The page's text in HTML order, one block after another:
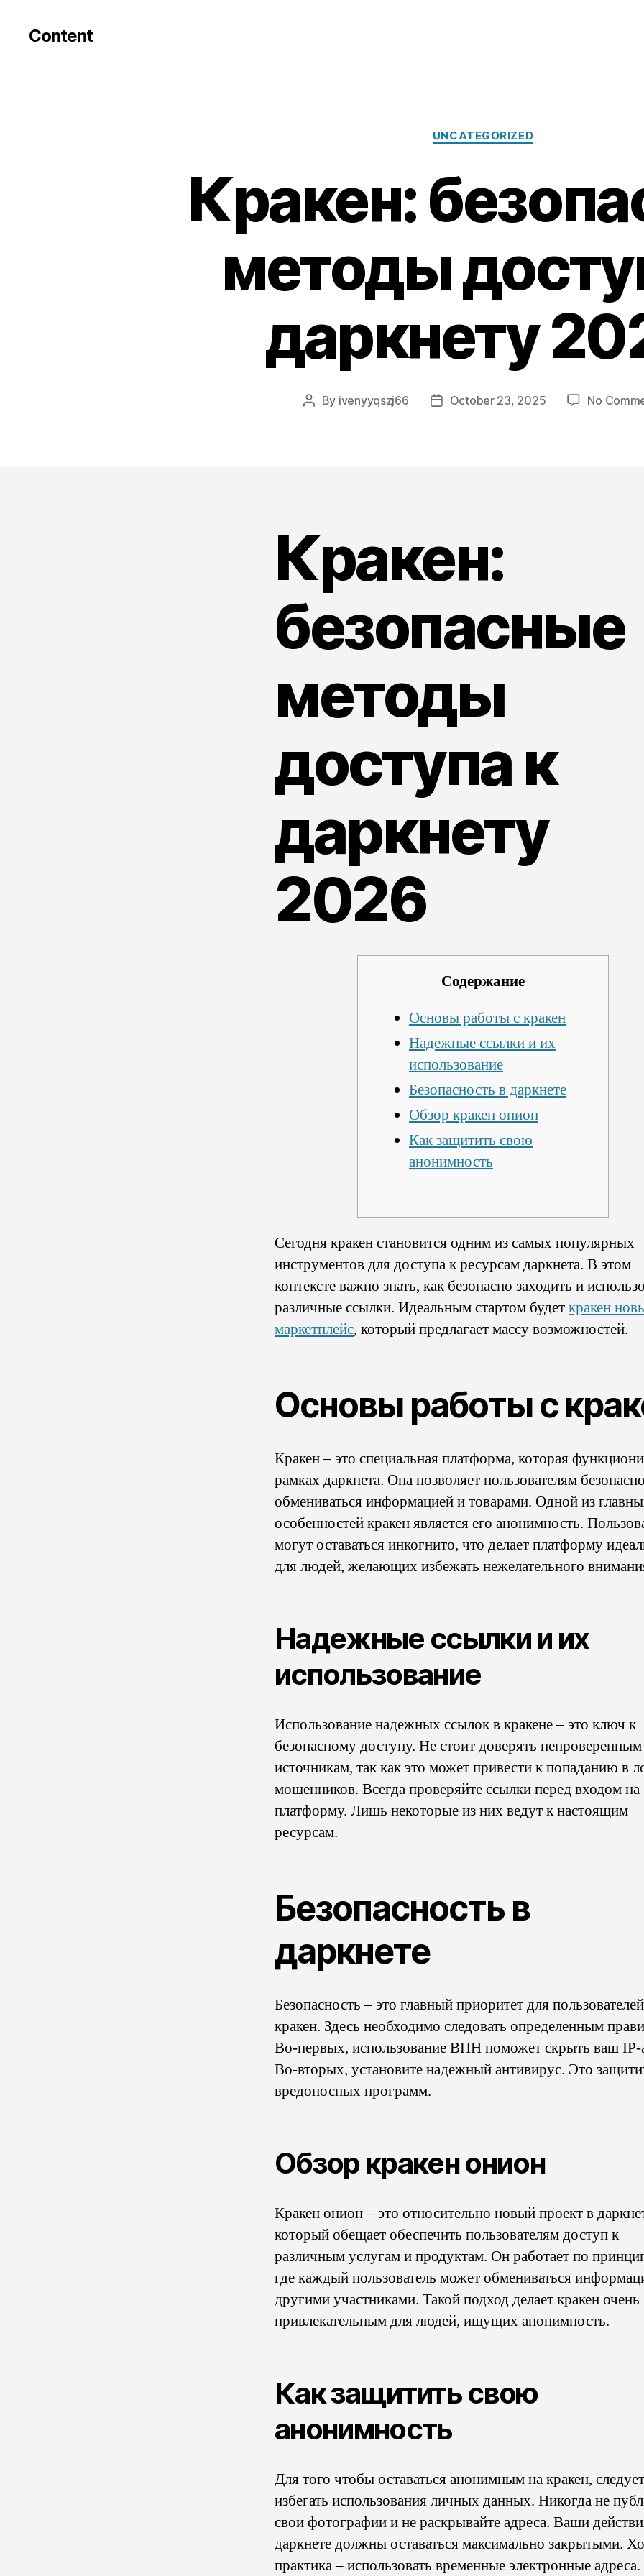
Content
Categories
UNCATEGORIZED
Кракен:
методы
даркнету
Post
By ivenyyqszj66
PostOctober 23, 2025 No
Кракен:
безопасные
методы
доступа к
даркнету
2026
Содержание
Основы работы с кракен
Надежные ссылки и их
использование
Безопасность в даркнете
Обзор кракен онион
Как защитить свою
анонимность
Сегодня кракен становится одним из самых популярных
инструментов для доступа к ресурсам даркнета. В этом
контексте важно знать, как безопасно заходить и
различные ссылки. Идеальным стартом будеткракен
маркетплейс, который предлагает массу возможностей.
Основы работы с
Кракен – это специальная платформа, которая
рамках даркнета. Она позволяет пользователям безопасно
обмениваться информацией и товарами. Одной из
особенностей кракен является его анонимность.
могут оставаться инкогнито, что делает платформу
для людей, желающих избежать нежелательного
Надежные ссылки и их
использование
Использование надежных ссылок в кракене – это ключ к
безопасному доступу. Не стоит доверять непроверенным
источникам, так как это может привести к попаданию в
мошенников. Всегда проверяйте ссылки перед входом на
платформу. Лишь некоторые из них ведут к настоящим
ресурсам.
Безопасность в
даркнете
Безопасность – это главный приоритет для пользователей
кракен. Здесь необходимо следовать определенным
Во-первых, использование ВПН поможет скрыть ваш IP-
Во-вторых, установите надежный антивирус. Это
вредоносных программ.
Обзор кракен онион
Кракен онион – это относительно новый проект в
который обещает обеспечить пользователям доступ к
различным услугам и продуктам. Он работает по
где каждый пользователь может обмениваться
другими участниками. Такой подход делает кракен очень
привлекательным для людей, ищущих анонимность.
Как защитить свою
анонимность
Для того чтобы оставаться анонимным на кракен, следует
избегать использования личных данных. Никогда не
свои фотографии и не раскрывайте адреса. Ваши
даркнете должны оставаться максимально закрытыми.
практика – использовать временные электронные адреса.